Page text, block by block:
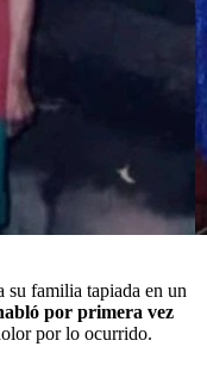
su familia tapiada en un
por primera vez
por lo ocurrido.